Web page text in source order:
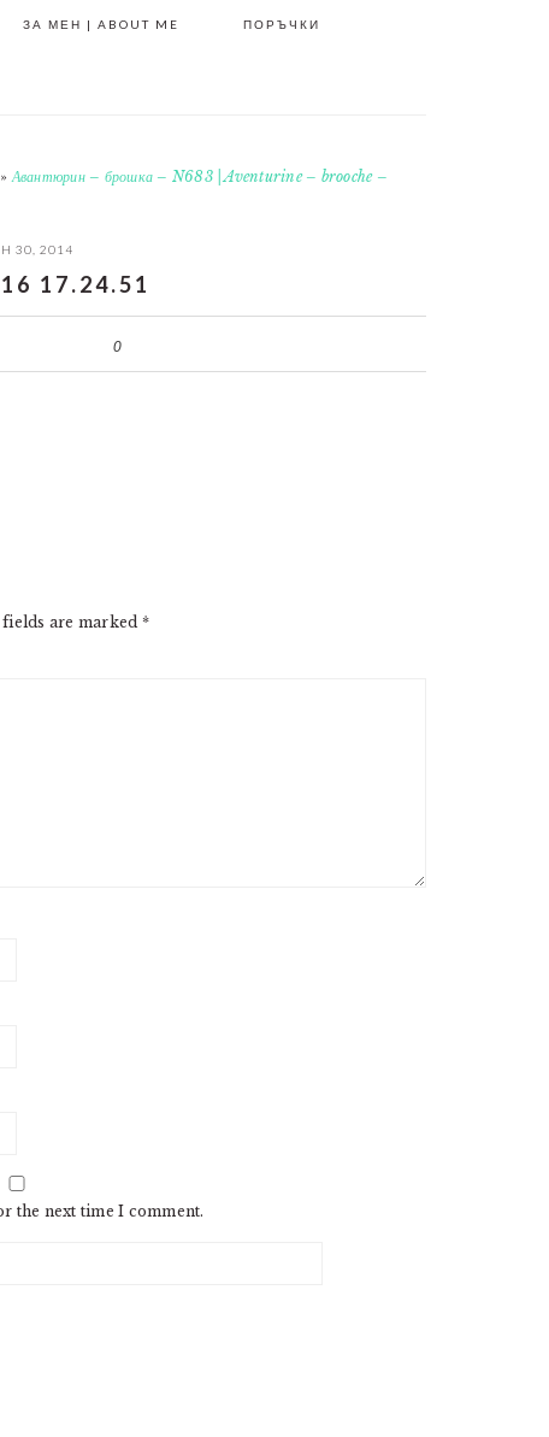
ЗА МЕН | ABOUT ME ПОРЪЧКИ
»Авантюрин – брошка – N683 | Aventurine – brooche –
30, 2014
17.24.51
0
are marked *
the next time I comment.